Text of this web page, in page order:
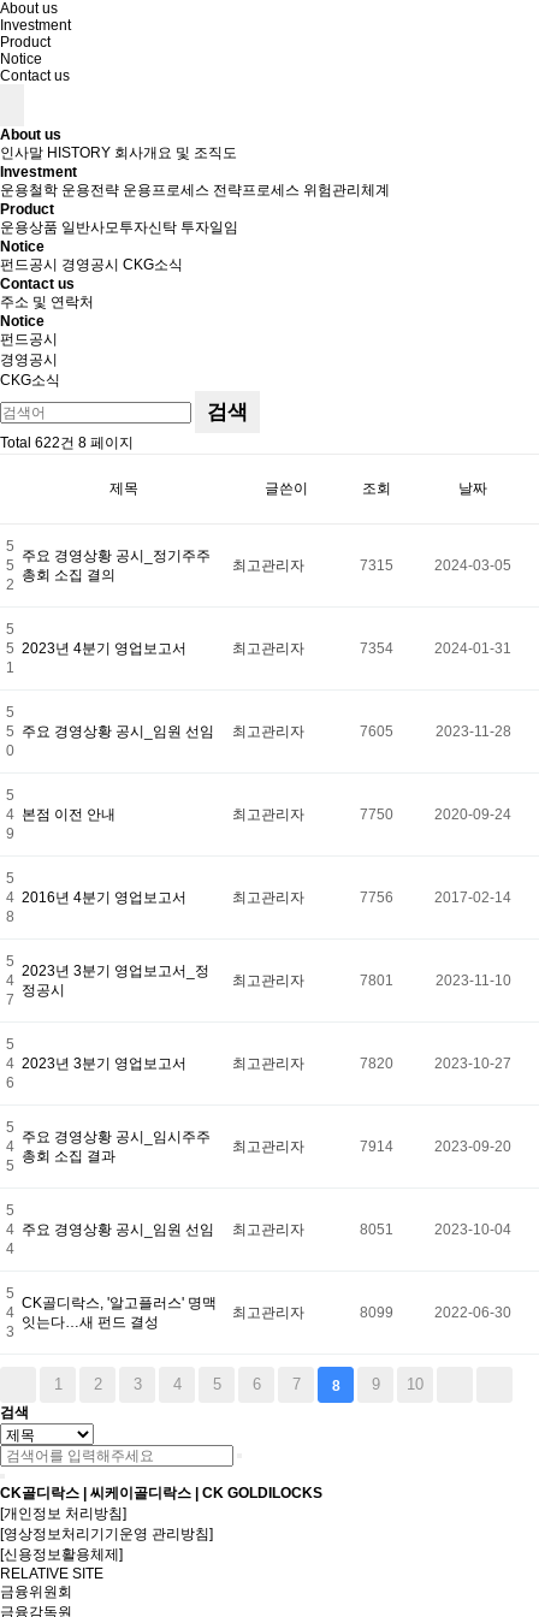
About us
Investment
Product
Notice
Contact us
About us
인사말 HISTORY 회사개요 및 조직도
Investment
운용철학 운용전략 운용프로세스 전략프로세스 위험관리체계
Product
운용상품 일반사모투자신탁 투자일임
Notice
펀드공시
경영공시 CKG소식
Contact us
주소 및 연락처
Notice
펀드공시
경영공시
CKG소식
검색
Total 622건 8 페이지
제목 글쓴이 조회 날짜
5
5
2
주요 경영상황 공시_정기주주
총회 소집 결의
최고관리자 7315 2024-03-05
5
5
1
2023년 4분기 영업보고서 최고관리자 7354 2024-01-31
5
5
0
주요 경영상황 공시_임원 선임 최고관리자 7605 2023-11-28
5
4
9
본점 이전 안내 최고관리자 7750 2020-09-24
5
4
8
2016년 4분기 영업보고서 최고관리자 7756 2017-02-14
5
4
7
2023년 3분기 영업보고서_정
정공시
최고관리자 7801 2023-11-10
5
4
6
2023년 3분기 영업보고서 최고관리자 7820 2023-10-27
5
4
5
주요 경영상황 공시_임시주주
총회 소집 결과
최고관리자 7914 2023-09-20
5
4
4
주요 경영상황 공시_임원 선임 최고관리자 8051 2023-10-04
5
4
3
CK골디락스, '알고플러스' 명맥
잇는다…새 펀드 결성
최고관리자 8099 2022-06-30
1 2 3 4 5 6 7 8 9 10
검색
CK골디락스 | 씨케이골디락스 | CK GOLDILOCKS
[개인정보 처리방침]
[영상정보처리기기운영 관리방침]
[신용정보활용체제]
RELATIVE SITE
금융위원회
금융감독원